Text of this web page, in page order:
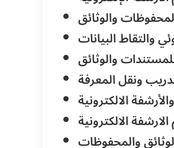
ونقل المعرفة